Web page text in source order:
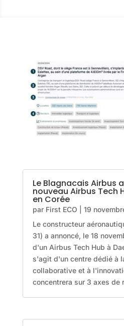
Le Blagnacais Airbus
nouveau Airbus Tech
en Corée
par First ECO
19
Le constructeur
31) a annoncé, le 18
d'un Airbus Tech Hub à
s'agit d'un centre dédié à
collaborative et à
concentrera sur 3 axes de